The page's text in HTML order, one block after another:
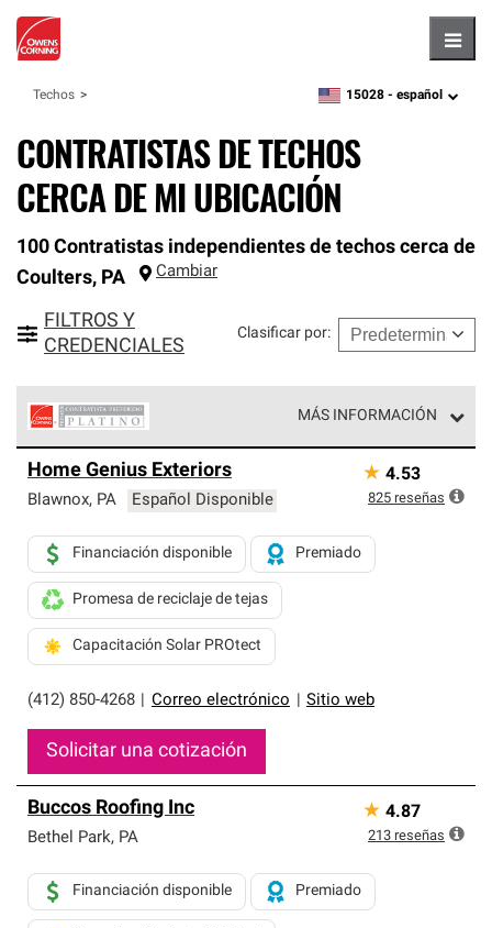
Techos zipcode,language
15028 - español
CONTRATISTAS DE TECHOS
CERCA DE MI UBICACIÓN
100 Contratistas independientes de techos cerca de
Coulters, PA Cambiar
FILTROS Y
CREDENCIALES
Clasificar por:
MÁS INFORMACIÓN
Corning constituyen el nivel superior de nuestra red
exclusiva y cumplen con estándares estrictos de
Solo ellos pueden ofrecer nuestra mejor garantía de
sistemas de techos.
Home Genius Exteriors
Blawnox, PA Español Disponible
(412) 850-4268 Correo electrónico Sitio web
Financiación disponible Premiado
Promesa de reciclaje de tejas
Capacitación Solar PROtect
Solicitar una cotización
★ 4.53
825 reseñas
Buccos Roofing Inc
Bethel Park, PA
Financiación disponible Premiado
★ 4.87
213 reseñas